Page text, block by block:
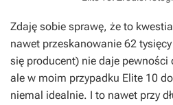
Zdaję sobie sprawę, że to
nawet przeskanowanie 62
się producent) nie daje
ale w moim przypadku Elite 10
niemal idealnie. I to nawet przy